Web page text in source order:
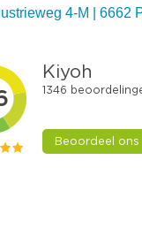
4-M | 6662